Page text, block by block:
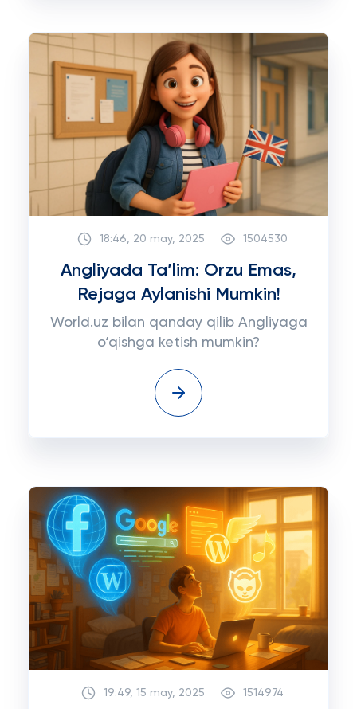
18:46, 20 may, 2025 1504530
Angliyada Ta’lim: Orzu Emas,
Rejaga Aylanishi Mumkin!
World.uz bilan qanday qilib Angliyaga
o‘qishga ketish mumkin?
19:49, 15 may, 2025 1514974